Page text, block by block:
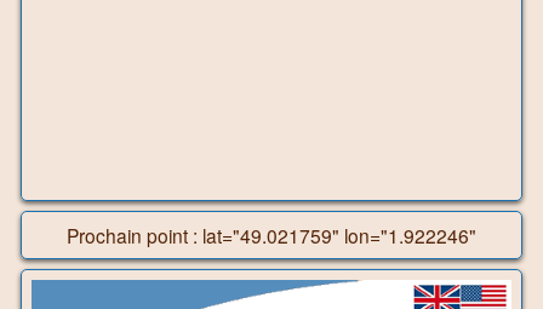
Prochain point : lat="49.021759" lon="1.922246"